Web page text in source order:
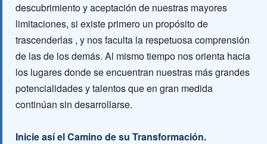
descubrimiento y aceptación de nuestras mayores
limitaciones, si existe primero un propósito de
trascenderlas , y nos faculta la respetuosa comprensión
de las de los demás. Al mismo tiempo nos orienta hacia
los lugares donde se encuentran nuestras más grandes
potencialidades y talentos que en gran medida
continúan sin desarrollarse.
Inicie así el Camino de su Transformación.